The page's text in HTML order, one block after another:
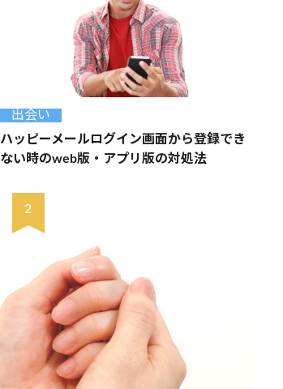
出会い
ハッピーメールログイン画面から登録でき
ない時のweb版・アプリ版の対処法